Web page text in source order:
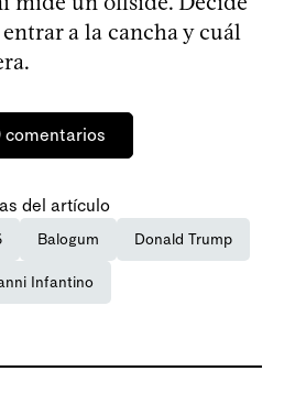
a la cancha y cuál
comentarios
del artículo
Balogum Donald Trump
Infantino